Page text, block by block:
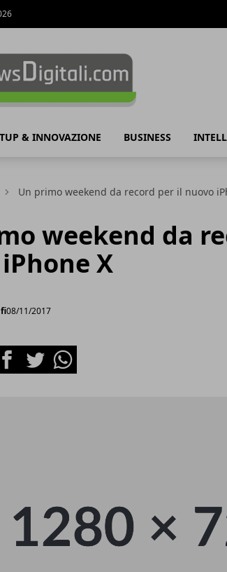
& INNOVAZIONE BUSINESS
Un primo weekend da record per il nuovo
weekend da
X
08/11/2017
FacebookTwitterWhatsapp